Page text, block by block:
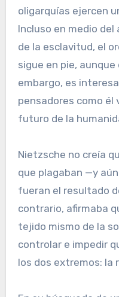
oligarquías ejercen
Incluso en medio del
de la esclavitud, el
sigue en pie,
embargo, es
pensadores como él
futuro de la
Nietzsche no creía
que plagaban —y
fueran el resultado
contrario, afirmaba
tejido mismo de la
controlar e impedir
los dos extremos: la